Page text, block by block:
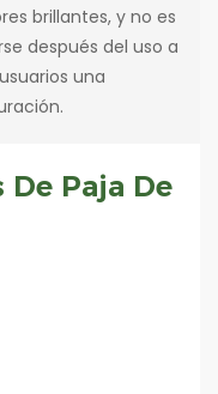
brillantes, y no es
después del uso a
una
De Paja De